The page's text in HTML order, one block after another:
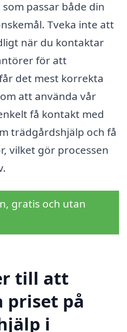
passar både din
Tveka inte att
när du kontaktar
för att
det mest korrekta
att använda vår
få kontakt med
trädgårdshjälp och få
vilket gör processen
gratis och utan
till att
priset på
i